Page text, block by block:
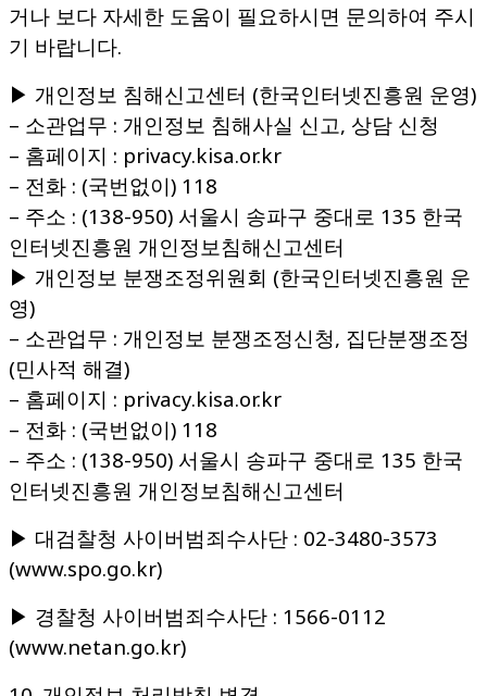
거나 보다 자세한 도움이 필요하시면 문의하여 주시
기 바랍니다.
▶ 개인정보 침해신고센터 (한국인터넷진흥원 운영)
– 소관업무 : 개인정보 침해사실 신고, 상담 신청
– 홈페이지 : privacy.kisa.or.kr
– 전화 : (국번없이) 118
– 주소 : (138-950) 서울시 송파구 중대로 135 한국
인터넷진흥원 개인정보침해신고센터
▶ 개인정보 분쟁조정위원회 (한국인터넷진흥원 운
영)
– 소관업무 : 개인정보 분쟁조정신청, 집단분쟁조정
(민사적 해결)
– 홈페이지 : privacy.kisa.or.kr
– 전화 : (국번없이) 118
– 주소 : (138-950) 서울시 송파구 중대로 135 한국
인터넷진흥원 개인정보침해신고센터
▶ 대검찰청 사이버범죄수사단 : 02-3480-3573
(www.spo.go.kr)
▶ 경찰청 사이버범죄수사단 : 1566-0112
(www.netan.go.kr)